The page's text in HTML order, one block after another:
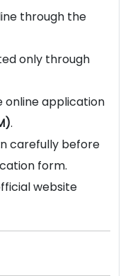
through the
only through
online application
.
carefully before
form.
website